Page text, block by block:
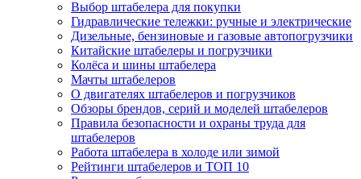
Выбор штабелера для покупки
Гидравлические тележки: ручные и электрические
Дизельные, бензиновые и газовые автопогрузчики
Китайские штабелеры и погрузчики
Колёса и шины штабелера
Мачты штабелеров
О двигателях штабелеров и погрузчиков
Обзоры брендов, серий и моделей штабелеров
Правила безопасности и охраны труда для
штабелеров
Работа штабелера в холоде или зимой
Рейтинги штабелеров и ТОП 10